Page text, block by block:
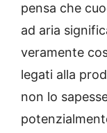
pensa che
ad aria
veramente
legati alla
non lo